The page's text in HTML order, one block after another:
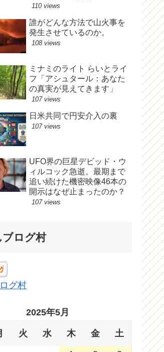
110 views
誰がどんな方法で山火事を
発生させているのか。
108 views
ミナミのライト らいとライ
フ「アシュタール：あなた
の真実が見えてきます」
107 views
日米共同で円安介入の裏
107 views
UFO界の巨星デビッド・ウ
ィルコック急逝。最期まで
追い続けた機密映像46本の
開示はなぜ止まったのか？
107 views
ブログ村
グ村
2025年5月
火 水 木 金 土